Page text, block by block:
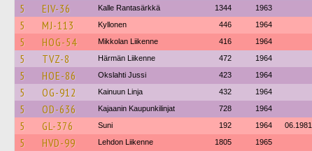
5 EIV-36 Kalle Rantasärkkä 1344 1963
5 MJ-113 Kyllonen 446 1964
5 HOG-54 Mikkolan Liikenne 416 1964
5 TVZ-8 Härmän Liikenne 472 1964
5 HOE-86 Okslahti Jussi 423 1964
5 OG-912 Kainuun Linja 432 1964
5 OD-636 Kajaanin Kaupunkilinjat 728 1964
5 GL-376 Suni 192 1964 06.1981
5 HVD-99 Lehdon Liikenne 1805 1965